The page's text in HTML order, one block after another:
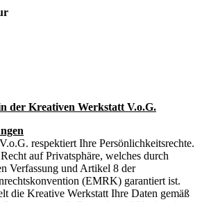
der Kreativen Werkstatt V.o.G.
respektiert Ihre Persönlichkeitsrechte.
auf Privatsphäre, welches durch
Verfassung und Artikel 8 der
(EMRK) garantiert ist.
die Kreative Werkstatt Ihre Daten gemäß